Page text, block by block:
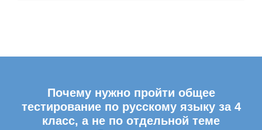
Почему нужно пройти общее
тестирование по русскому языку за 4
класс, а не по отдельной теме